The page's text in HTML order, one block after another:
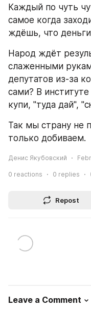
Каждый по чуть
самое когда
ждёшь, что
Народ ждёт
слаженными
депутатов из-за
сами? В
купи, "туда дай",
Так мы страну не
только добиваем.
Денис Якубовский
0 reactions 0 replies
Repost
Leave a Comment